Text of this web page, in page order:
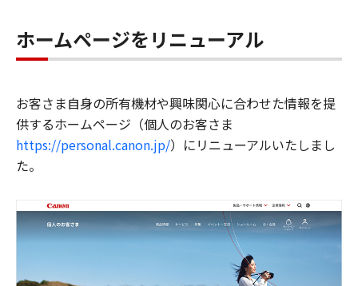
ホームページをリニューアル
お客さま自身の所有機材や興味関心に合わせた情報を提
供するホームページ（個人のお客さま
https://personal.canon.jp/）にリニューアルいたしまし
た。